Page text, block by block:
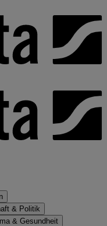
& Politik
& Gesundheit